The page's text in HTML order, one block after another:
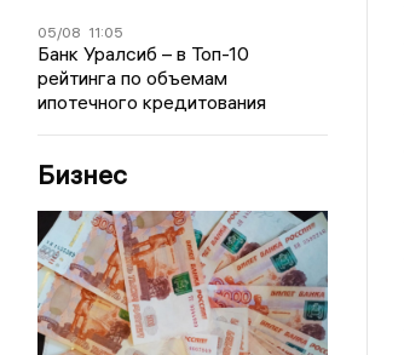
05/08 11:05
Банк Уралсиб – в Топ-10
рейтинга по объемам
ипотечного кредитования
Бизнес